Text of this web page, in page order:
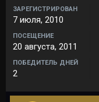
ЗАРЕГИСТРИРОВАН
7 июля, 2010
ПОСЕЩЕНИЕ
20 августа, 2011
ПОБЕДИТЕЛЬ ДНЕЙ
2